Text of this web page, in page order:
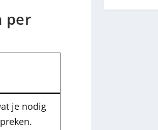
per
je nodig